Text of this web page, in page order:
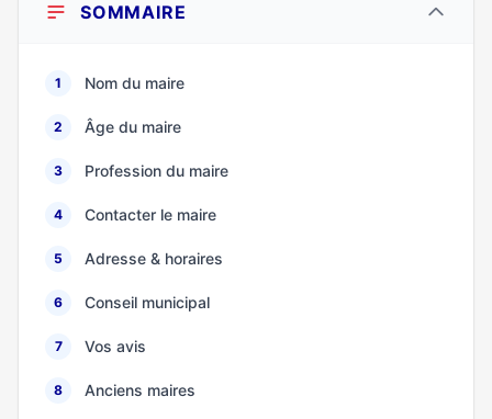
SOMMAIRE
1 Nom du maire
2 Âge du maire
3 Profession du maire
4 Contacter le maire
5 Adresse & horaires
6 Conseil municipal
7 Vos avis
8 Anciens maires